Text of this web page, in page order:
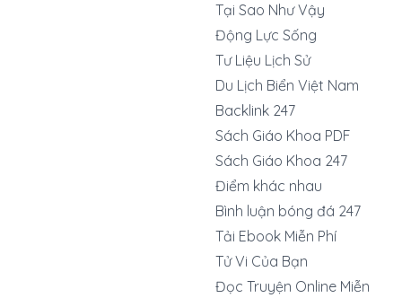
Tại Sao Như Vậy
Động Lực Sống
Tư Liệu Lịch Sử
Du Lịch Biển Việt Nam
Backlink 247
Sách Giáo Khoa PDF
Sách Giáo Khoa 247
Điểm khác nhau
Bình luận bóng đá 247
Tải Ebook Miễn Phí
Tử Vi Của Bạn
Đọc Truyện Online Miễn